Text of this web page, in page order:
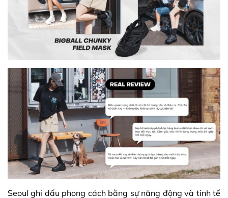
Seoul ghi dấu phong cách bằng sự năng động và tinh tế